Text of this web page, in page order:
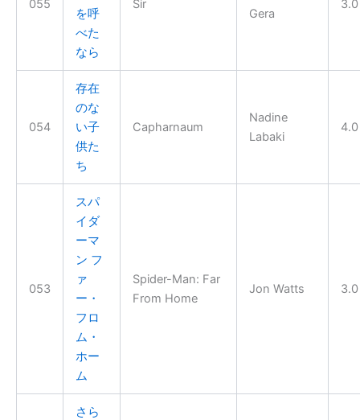
055
を呼
べた
なら
Sir
Gera
3.0
054
存在
のな
い子
供た
ち
Capharnaum
Nadine
Labaki
4.0
053
スパ
イダ
ーマ
ン フ
ァ
ー・
フロ
ム・
ホー
ム
Spider-Man: Far
From Home
Jon Watts 3.0
さら